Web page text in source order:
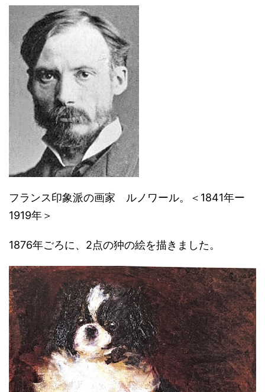
フランス印象派の画家 ルノワール。＜1841年ー
1919年＞
1876年ごろに、2点の狆の絵を描きました。